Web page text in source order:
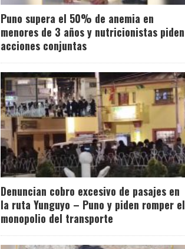
Puno supera el 50% de anemia en
menores de 3 años y nutricionistas piden
acciones conjuntas
Denuncian cobro excesivo de pasajes en
la ruta Yunguyo – Puno y piden romper el
monopolio del transporte